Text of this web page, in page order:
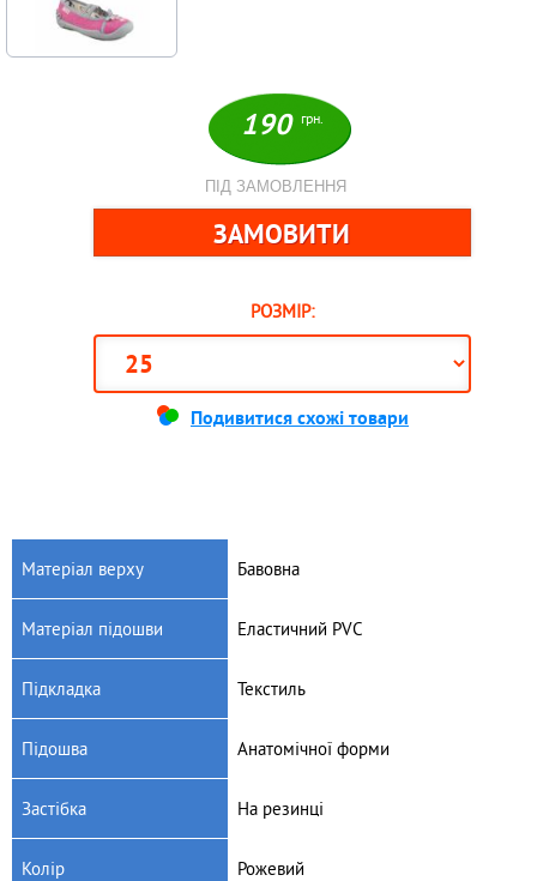
190 грн.
ПІД ЗАМОВЛЕННЯ
РОЗМІР:
Подивитися схожі товари
Матеріал верху Бавовна
Матеріал підошви Еластичний PVC
Підкладка Текстиль
Підошва Анатомічної форми
Застібка На резинці
Колір Рожевий